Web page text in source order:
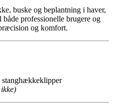
buske og beplantning i haver,
professionelle brugere og
og komfort.